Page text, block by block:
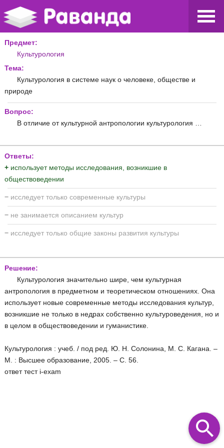
Предмет:
Культурология
Тема:
Культурология в системе наук о человеке, обществе и
природе
Вопрос:
В отличие от культурной антропологии культурология …
Ответы:
+ использует методы исследования, возникшие в
обществоведении
− исследует только современные культуры
− не занимается описанием культур
− исследует только общие законы развития культуры
Решение:
Культурология значительно шире, чем культурная
антропология в предметном и теоретическом отношениях. Она
использует новые современные методы исследования культур,
возникшие не только в недрах собственно культуроведения, но и
в целом в обществоведении и гуманистике.
Культурология : учеб. / под ред. Ю. Н. Солонина, М. С. Кагана. –
М. : Высшее образование, 2005. – С. 56.
ответ тест i-exam